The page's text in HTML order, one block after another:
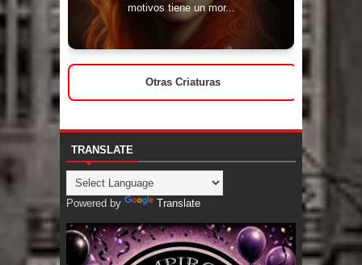
motivos tiene un mor...
Otras Criaturas
TRANSLATE
Powered by Translate